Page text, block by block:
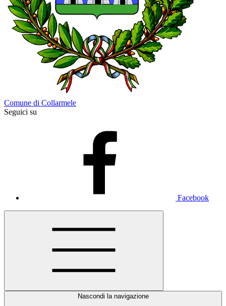
Comune di Collarmele
Seguici su
Facebook
Nascondi la navigazione